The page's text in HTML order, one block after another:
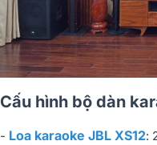
Cấu hình bộ dàn
- Loa karaoke JBL XS12: